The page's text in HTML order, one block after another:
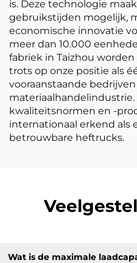
is. Deze technologie
gebruikstijden mogelijk,
economische innovatie
meer dan 10.000
fabriek in Taizhou
trots op onze positie als
vooraanstaande
materiaalhandelindustrie.
kwaliteitsnormen en -
internationaal erkend als
betrouwbare heftrucks.
Wat is de maximale